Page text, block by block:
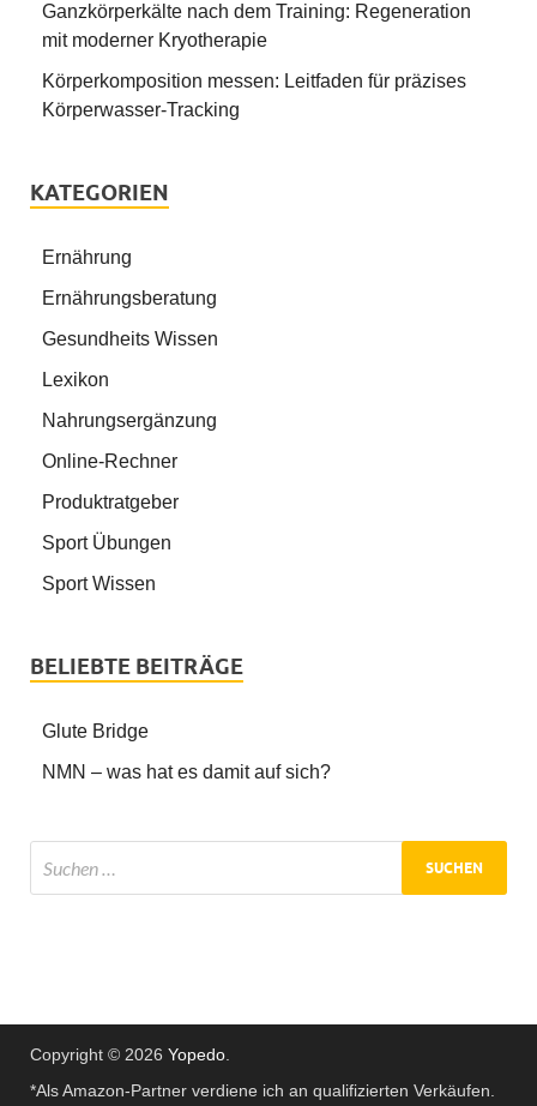
Ganzkörperkälte nach dem Training: Regeneration
mit moderner Kryotherapie
Körperkomposition messen: Leitfaden für präzises
Körperwasser-Tracking
KATEGORIEN
Ernährung
Ernährungsberatung
Gesundheits Wissen
Lexikon
Nahrungsergänzung
Online-Rechner
Produktratgeber
Sport Übungen
Sport Wissen
BELIEBTE BEITRÄGE
Glute Bridge
NMN – was hat es damit auf sich?
Copyright © 2026 Yopedo.
*Als Amazon-Partner verdiene ich an qualifizierten Verkäufen.